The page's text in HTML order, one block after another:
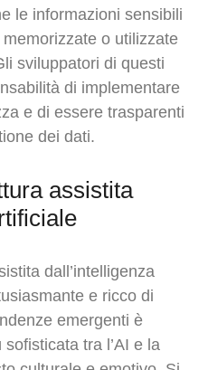
le informazioni sensibili
o utilizzate
sviluppatori di questi
di implementare
e di essere trasparenti
dei dati.
assistita
dall’intelligenza
e ricco di
emergenti è
tra l’AI e la